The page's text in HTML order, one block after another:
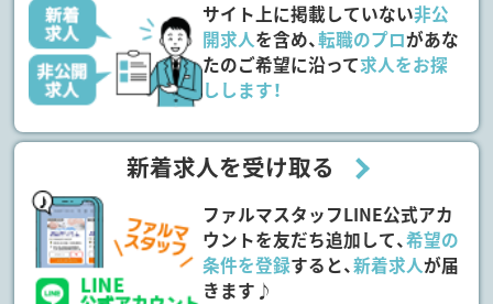
サイト上に掲載していない非公
開求人を含め、転職のプロがあな
たのご希望に沿って求人をお探
しします！
新着求人を受け取る
ファルマスタッフLINE公式アカ
ウントを友だち追加して、希望の
条件を登録すると、新着求人が届
きます♪